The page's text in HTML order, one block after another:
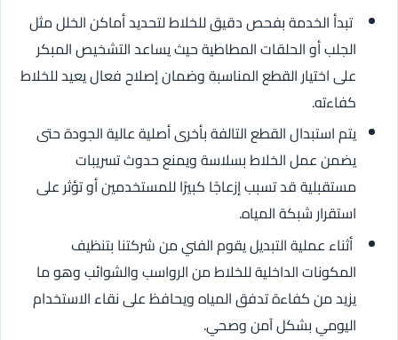
تبدأ الخدمة بفحص دقيق للخلاط لتحديد أماكن الخلل مثل
الجلب أو الحلقات المطاطية حيث يساعد التشخيص المبكر
على اختيار القطع المناسبة وضمان إصلاح فعال يعيد للخلاط
كفاءته.
يتم استبدال القطع التالفة بأخرى أصلية عالية الجودة حتى
يضمن عمل الخلاط بسلاسة ويمنع حدوث تسريبات
مستقبلية قد تسبب إزعاجًا كبيرًا للمستخدمين أو تؤثر على
استقرار شبكة المياه.
أثناء عملية التبديل يقوم الفني من شركتنا بتنظيف
المكونات الداخلية للخلاط من الرواسب والشوائب وهو ما
يزيد من كفاءة تدفق المياه ويحافظ على نقاء الاستخدام
اليومي بشكل آمن وصحي.